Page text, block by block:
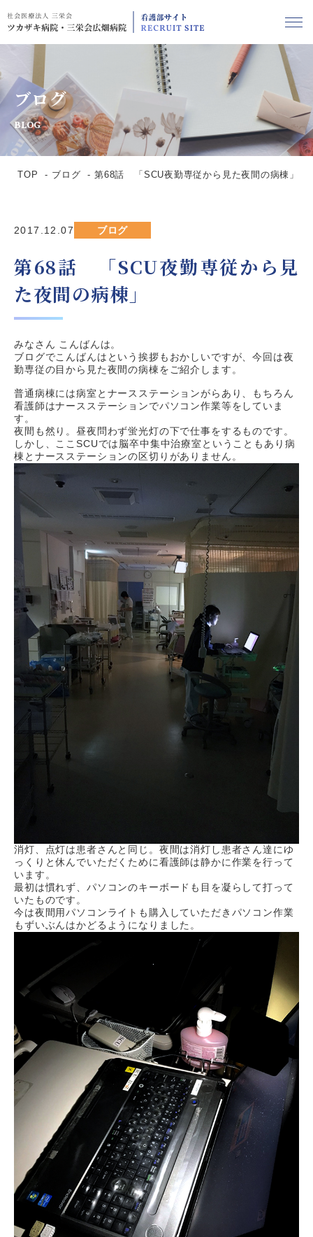
ブログ
BLOG
TOP ブログ 第68話 「SCU夜勤専従から見た夜間の病棟」
2017.12.07 ブログ
第68話 「SCU夜勤専従から見
た夜間の病棟」
みなさん こんばんは。
ブログでこんばんはという挨拶もおかしいですが、今回は夜
勤専従の目から見た夜間の病棟をご紹介します。
普通病棟には病室とナースステーションがらあり、もちろん
看護師はナースステーションでパソコン作業等をしていま
す。
夜間も然り。昼夜問わず蛍光灯の下で仕事をするものです。
しかし、ここSCUでは脳卒中集中治療室ということもあり病
棟とナースステーションの区切りがありません。
消灯、点灯は患者さんと同じ。夜間は消灯し患者さん達にゆ
っくりと休んでいただくために看護師は静かに作業を行って
います。
最初は慣れず、パソコンのキーボードも目を凝らして打って
いたものです。
今は夜間用パソコンライトも購入していただきパソコン作業
もずいぶんはかどるようになりました。